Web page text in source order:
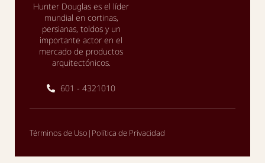
Hunter Douglas es el líder
mundial en cortinas,
persianas, toldos y un
importante actor en el
mercado de productos
arquitectónicos.
601 - 4321010
Términos de Uso | Política de Privacidad